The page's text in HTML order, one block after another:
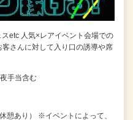
etc 人気×レアイベント会場での
さんに対して入り口の誘導や席
手当含む
憩あり） ※イベントによって、